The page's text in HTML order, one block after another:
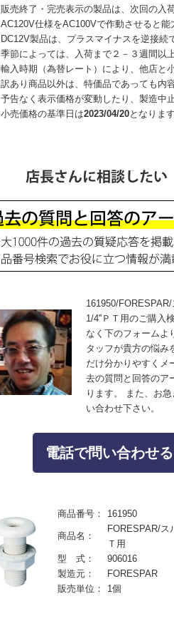
販売終了・完売表示の製品は、次回の入
AC120V仕様をAC100Vで作動させると
DC12V製品は、プラスマイナスを逆接
季節によっては、入荷まで２－３週間以
輸入時期（為替レート）により、他店と
訳あり商品以外は、特価品であっても内
予告なく表示価格が変動したり、製造中
小売価格の基準日は2023/04/20となりま
161950/
1/4''ＰＴ用のご購入
なく下のフォームよ
タッフが貴方の悩み
だけ分かりやすくメ
去の質問と回答のア
ります。 また、お
い合わせ下さい。
電話で問い合わせ
商品番号： 161950
商品名：
FORESPAR/ス
Ｔ用
型 式：
906016
製造元：
FORESPAR
販売単位：
1個